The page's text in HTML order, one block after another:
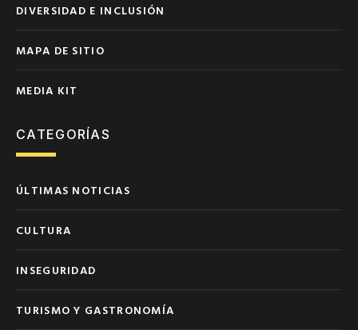
DIVERSIDAD E INCLUSIÓN
MAPA DE SITIO
MEDIA KIT
CATEGORÍAS
ÚLTIMAS NOTICIAS
CULTURA
INSEGURIDAD
TURISMO Y GASTRONOMÍA